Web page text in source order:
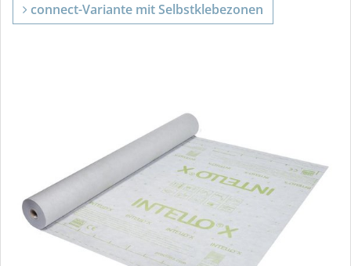
connect-Variante mit Selbstklebezonen